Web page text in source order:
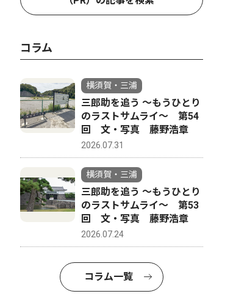
4
文化
兄弟ピアノデュオ「レ・フレ
ール」 始まりの地で鳴らす
コラム
横須賀・三浦
三郎助を追う 〜もうひとり
のラストサムライ〜 第54
回 文・写真 藤野浩章
2026.07.31
横須賀・三浦
三郎助を追う 〜もうひとり
のラストサムライ〜 第53
回 文・写真 藤野浩章
2026.07.24
コラム一覧